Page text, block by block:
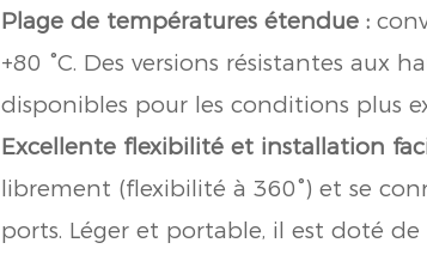
Plage de températures étendue :
+80 °C. Des versions résistantes aux
disponibles pour les conditions plus
Excellente flexibilité et installation
librement (flexibilité à 360°) et se
ports. Léger et portable, il est doté de